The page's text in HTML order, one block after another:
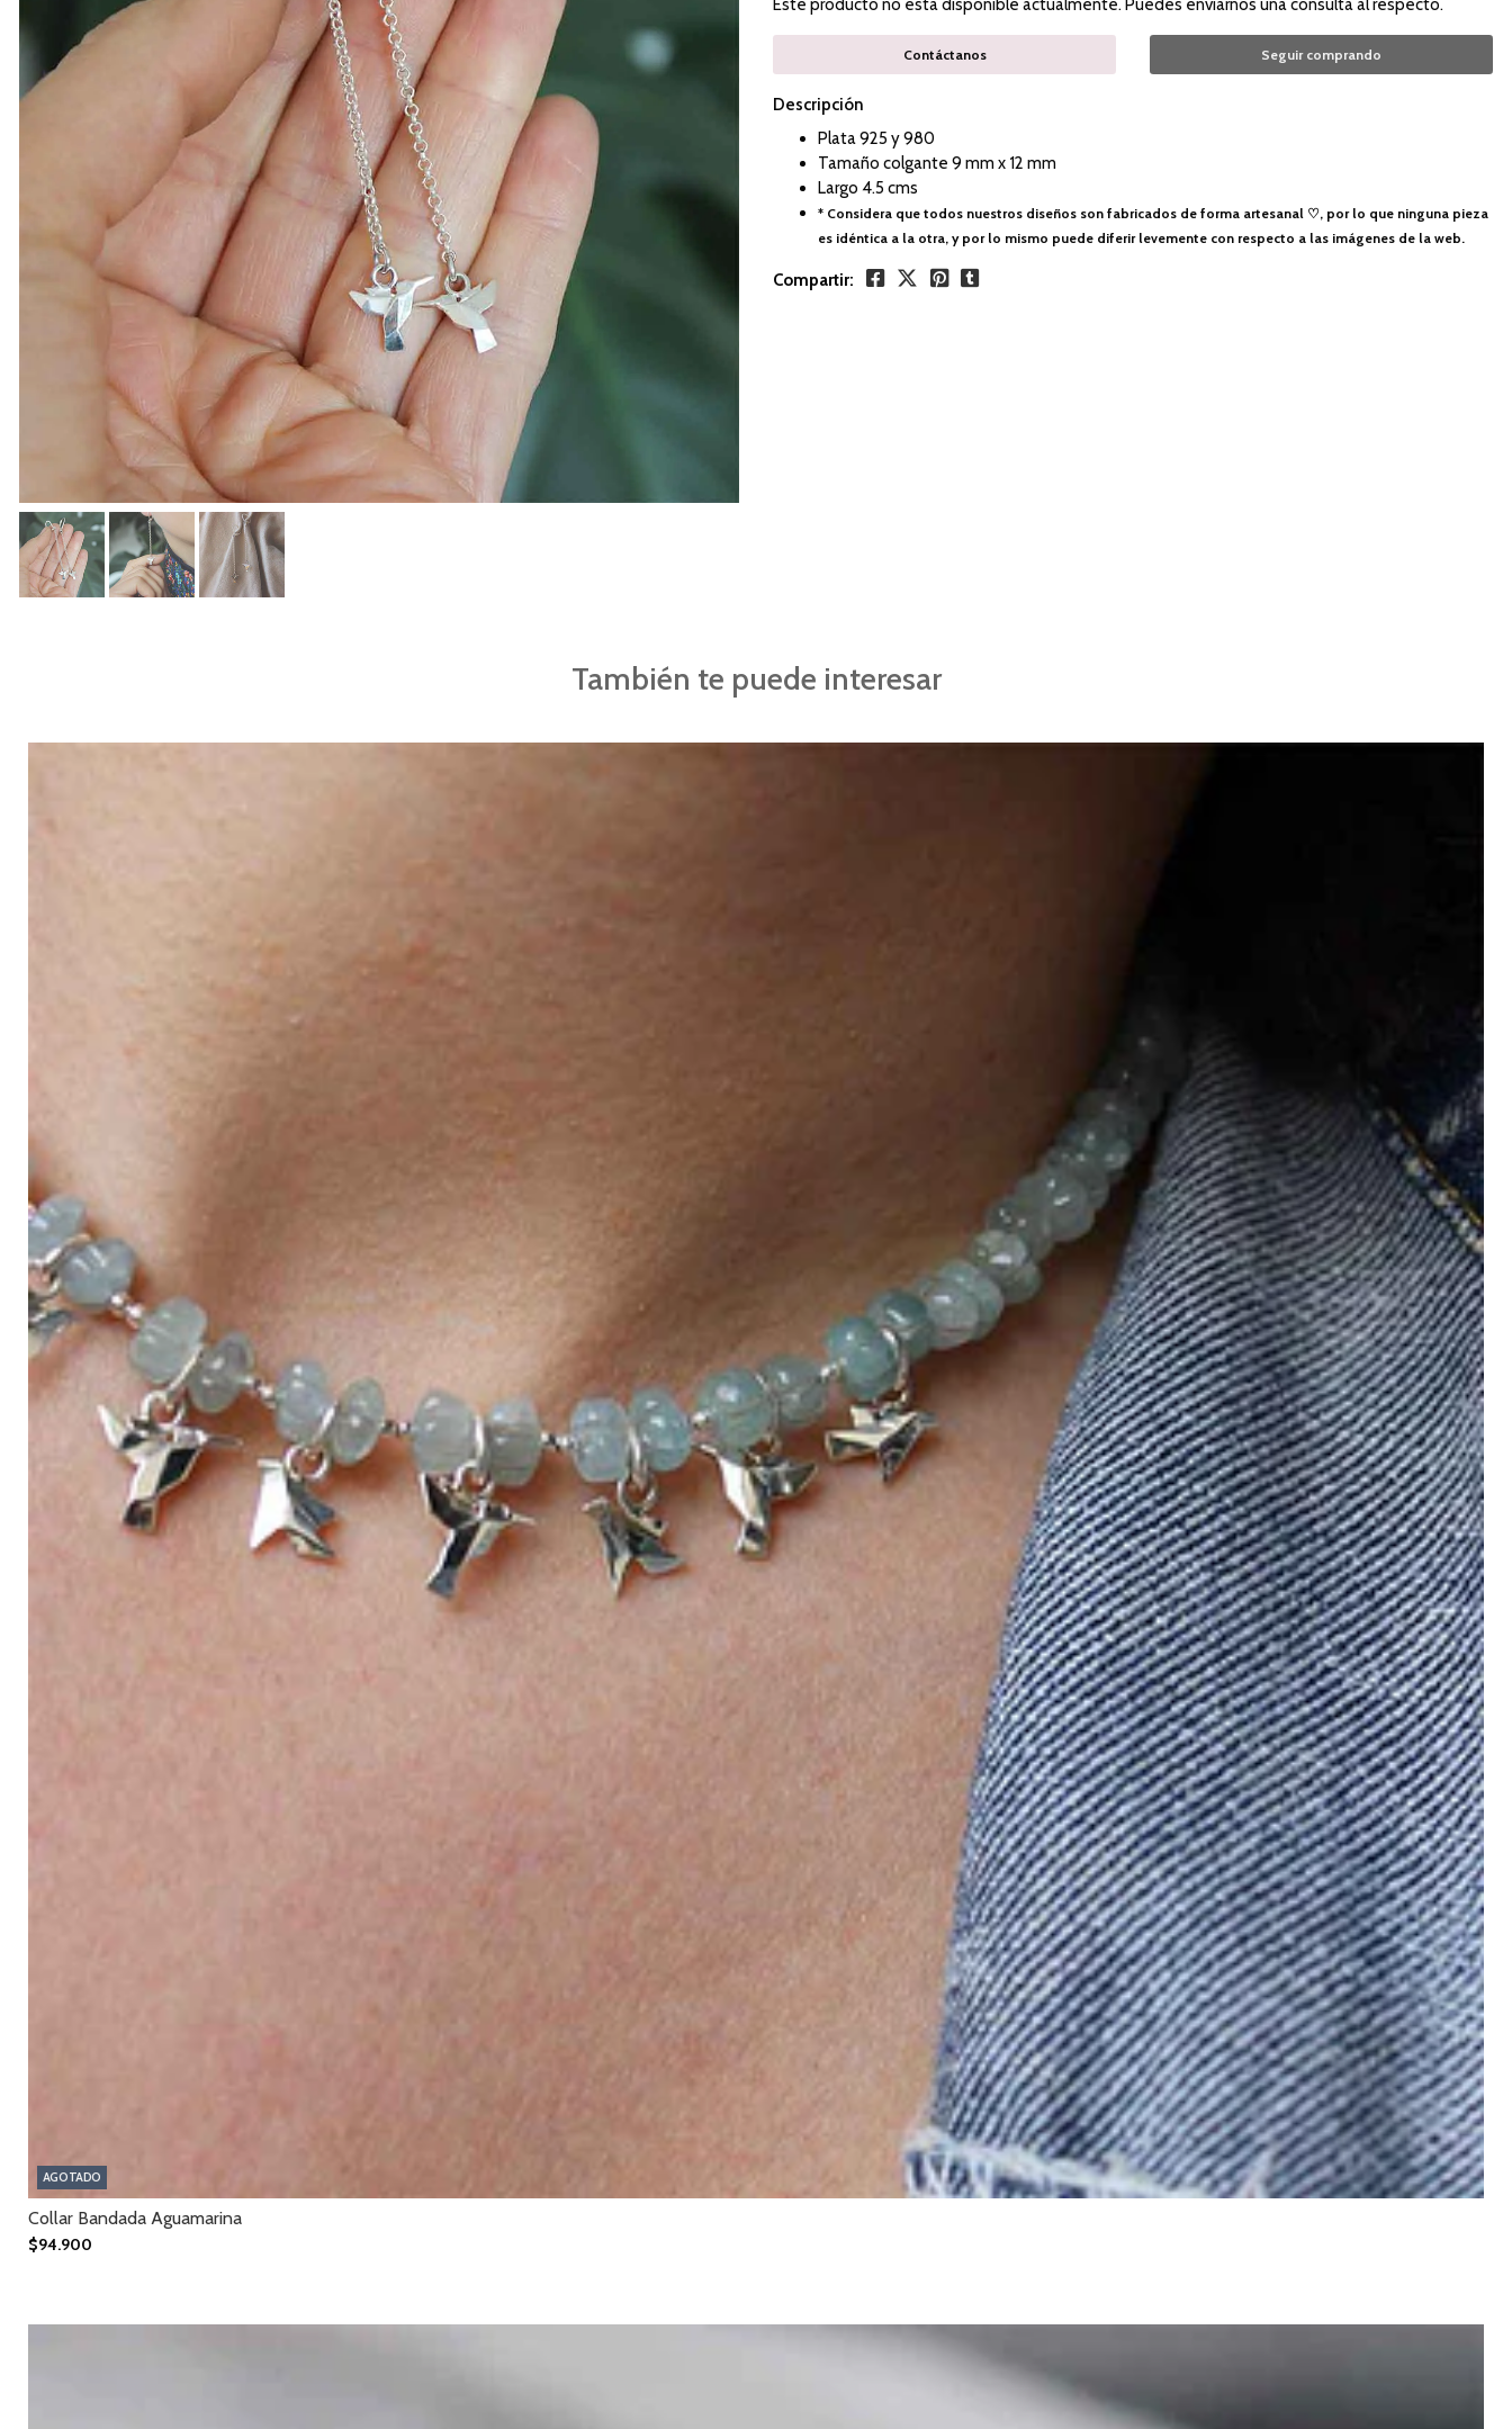
Este producto no está disponible actualmente. Puedes enviarnos una consulta al respecto.
Contáctanos Seguir comprando
Descripción
Plata 925 y 980
Tamaño colgante 9 mm x 12 mm
Largo 4.5 cms
* Considera que todos nuestros diseños son fabricados de forma artesanal ♡, por lo que ninguna pieza
es idéntica a la otra, y por lo mismo puede diferir levemente con respecto a las imágenes de la web.
Compartir:
También te puede interesar
AGOTADO
Collar Bandada Aguamarina
$94.900